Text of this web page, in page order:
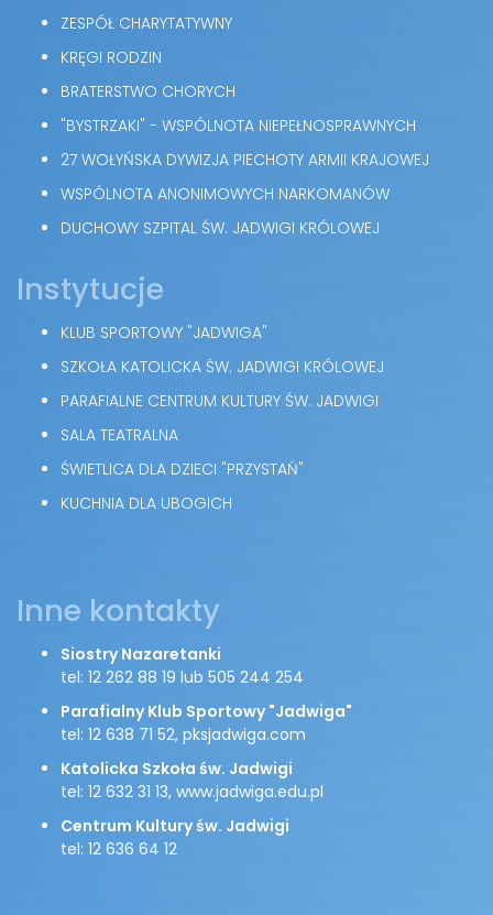
ZESPÓŁ CHARYTATYWNY
KRĘGI RODZIN
BRATERSTWO CHORYCH
"BYSTRZAKI" - WSPÓLNOTA NIEPEŁNOSPRAWNYCH
27 WOŁYŃSKA DYWIZJA PIECHOTY ARMII KRAJOWEJ
WSPÓLNOTA ANONIMOWYCH NARKOMANÓW
DUCHOWY SZPITAL ŚW. JADWIGI KRÓLOWEJ
Instytucje
KLUB SPORTOWY "JADWIGA"
SZKOŁA KATOLICKA ŚW. JADWIGI KRÓLOWEJ
PARAFIALNE CENTRUM KULTURY ŚW. JADWIGI
SALA TEATRALNA
ŚWIETLICA DLA DZIECI "PRZYSTAŃ"
KUCHNIA DLA UBOGICH
Inne kontakty
Siostry Nazaretanki
tel: 12 262 88 19 lub 505 244 254
Parafialny Klub Sportowy "Jadwiga"
tel: 12 638 71 52, pksjadwiga.com
Katolicka Szkoła św. Jadwigi
tel: 12 632 31 13, www.jadwiga.edu.pl
Centrum Kultury św. Jadwigi
tel: 12 636 64 12